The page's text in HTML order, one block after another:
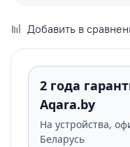
Добавить в
2 года
Aqara.by
На устройства,
Беларусь